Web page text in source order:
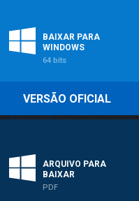
BAIXAR PARA
WINDOWS
64 bits
VERSÃO OFICIAL
ARQUIVO PARA
BAIXAR
PDF